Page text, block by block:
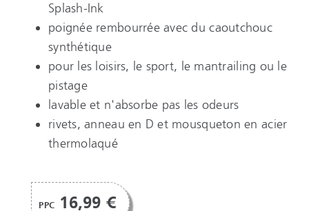
Splash-Ink
poignée rembourrée avec du caoutchouc
synthétique
pour les loisirs, le sport, le mantrailing ou le
pistage
lavable et n'absorbe pas les odeurs
rivets, anneau en D et mousqueton en acier
thermolaqué
PPC 16,99 €